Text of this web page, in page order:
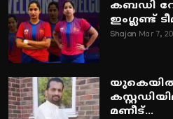
കബഡി
ഇംഗ്ലണ്ട്
Shajan Mar 7,
മണീട്...